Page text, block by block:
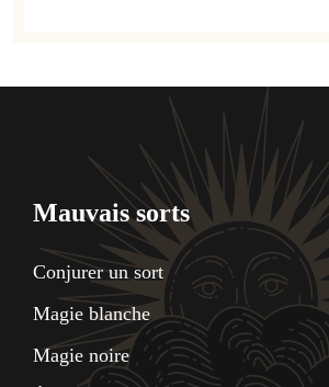
Mauvais sorts
Conjurer un sort
Magie blanche
Magie noire